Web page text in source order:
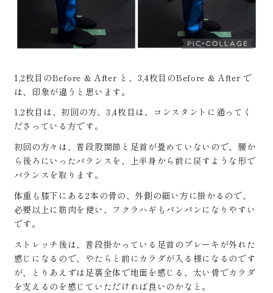
1,2枚目のBefore & After と、3,4枚目のBefore & After で
は、印象が違うと思います。
1,2枚目は、初回の方、3,4枚目は、コンスタントに通ってく
ださっている方です。
初回の方々は、普段股関節と足首が畳めていないので、腰か
ら後ろにいったバランスを、上半身から前に戻すような形で
バランスを取ります。
体重も膝下にある2本の骨の、外側の細い方に掛かるので、
必要以上に筋肉を使い、フクラハギもパンパンになりやすい
です。
ストレッチ後は、普段掛かっている足首のブレーキが外れた
感じになるので、やたらと前にカラダが入る様になるのです
が、とりあえずは足裏全体で地面を感じる、太い骨でカラダ
を支えるのを感じていただければ良いのかなと。